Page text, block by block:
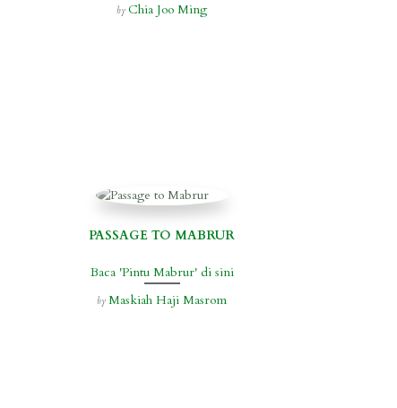
byChia Joo Ming
PASSAGE TO MABRUR
Baca 'Pintu Mabrur' di sini
byMaskiah Haji Masrom